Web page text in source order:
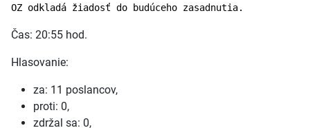
OZ odkladá žiadosť do budúceho zasadnutia.
Čas: 20:55 hod.
Hlasovanie:
za: 11 poslancov,
proti: 0,
zdržal sa: 0,